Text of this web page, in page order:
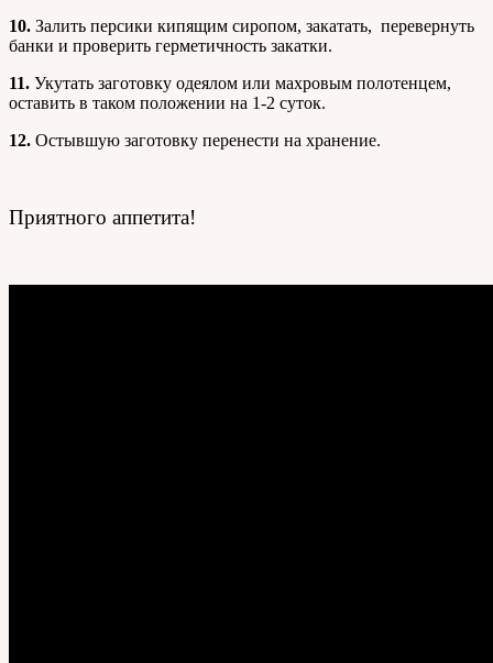
10. Залить персики кипящим сиропом, закатать, перевернуть
банки и проверить герметичность закатки.
11. Укутать заготовку одеялом или махровым полотенцем,
оставить в таком положении на 1-2 суток.
12. Остывшую заготовку перенести на хранение.
Приятного аппетита!